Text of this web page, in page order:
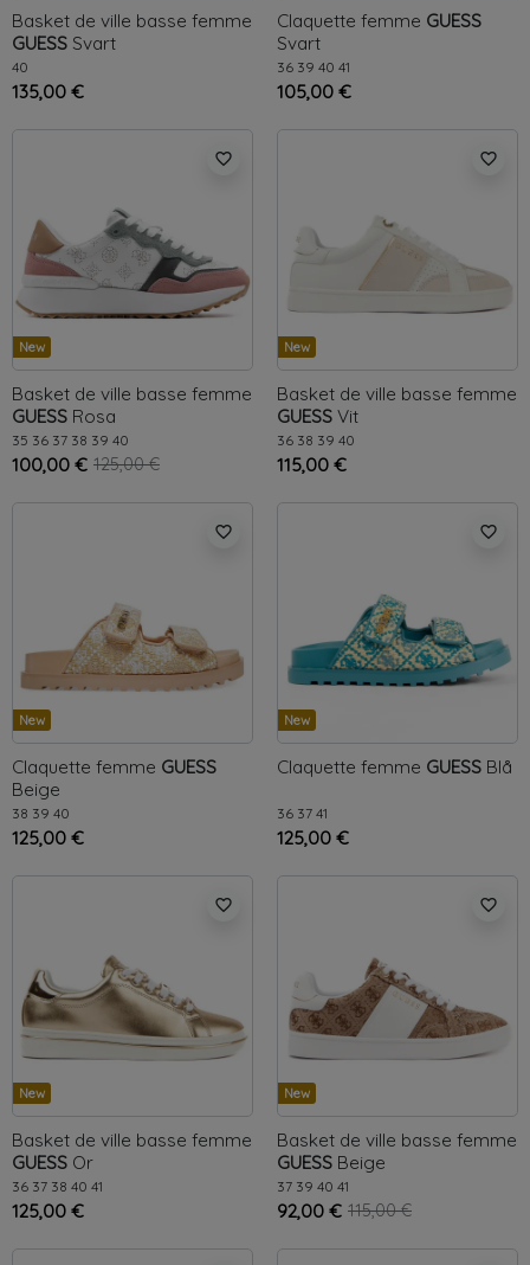
Basket de ville basse femme
GUESS Svart
40
135,00 €
Claquette femme GUESS
Svart
36 39 40 41
105,00 €
favorite_border
New
Basket de ville basse femme
GUESS Rosa
35 36 37 38 39 40
100,00 € 125,00 €
favorite_border
New
Basket de ville basse femme
GUESS Vit
36 38 39 40
115,00 €
favorite_border
New
Claquette femme GUESS
Beige
38 39 40
125,00 €
favorite_border
New
Claquette femme GUESS Blå
36 37 41
125,00 €
favorite_border
New
Basket de ville basse femme
GUESS Or
36 37 38 40 41
125,00 €
favorite_border
New
Basket de ville basse femme
GUESS Beige
37 39 40 41
92,00 € 115,00 €